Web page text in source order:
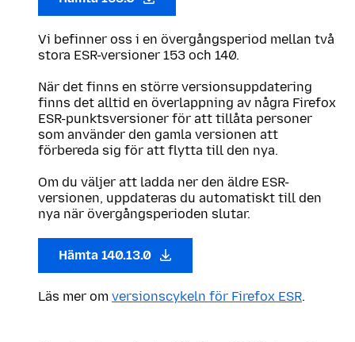
Vi befinner oss i en övergångsperiod mellan två
stora ESR-versioner 153 och 140.
När det finns en större versionsuppdatering
finns det alltid en överlappning av några Firefox
ESR-punktsversioner för att tillåta personer
som använder den gamla versionen att
förbereda sig för att flytta till den nya.
Om du väljer att ladda ner den äldre ESR-
versionen, uppdateras du automatiskt till den
nya när övergångsperioden slutar.
Hämta 140.13.0
Läs mer om versionscykeln för Firefox ESR.